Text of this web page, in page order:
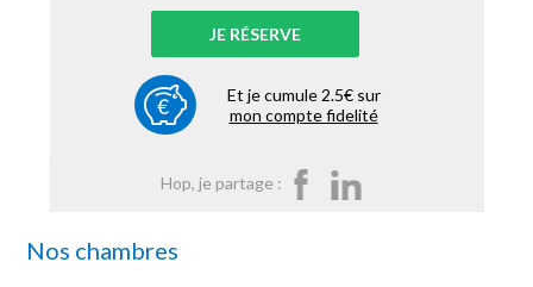
JE RÉSERVE
Et je cumule 2.5€ sur
mon compte fidelité
Hop, je partage :
Nos chambres